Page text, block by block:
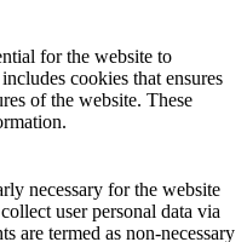
for the website to
cookies that ensures
of the website. These
necessary for the website
user personal data via
are termed as non-necessary